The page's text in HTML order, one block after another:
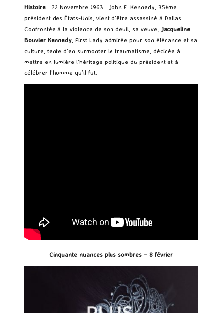
Histoire : 22 Novembre 1963 : John F. Kennedy, 35ème
président des États-Unis, vient d’être assassiné à Dallas.
Confrontée à la violence de son deuil, sa veuve, Jacqueline
Bouvier Kennedy, First Lady admirée pour son élégance et sa
culture, tente d’en surmonter le traumatisme, décidée à
mettre en lumière l’héritage politique du président et à
célébrer l’homme qu’il fut.
Cinquante nuances plus sombres – 8 février